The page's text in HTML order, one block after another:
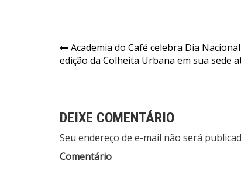
Academia do Café celebra Dia
edição da Colheita Urbana em sua sede
DEIXE COMENTÁRIO
Seu endereço de e-mail não será
Comentário